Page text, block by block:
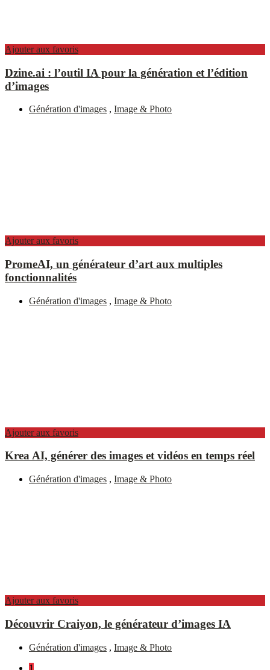
Ajouter aux favoris
Dzine.ai : l’outil IA pour la génération et l’édition
d’images
Génération d'images , Image & Photo
Ajouter aux favoris
PromeAI, un générateur d’art aux multiples
fonctionnalités
Génération d'images , Image & Photo
Ajouter aux favoris
Krea AI, générer des images et vidéos en temps réel
Génération d'images , Image & Photo
Ajouter aux favoris
Découvrir Craiyon, le générateur d’images IA
Génération d'images , Image & Photo
1